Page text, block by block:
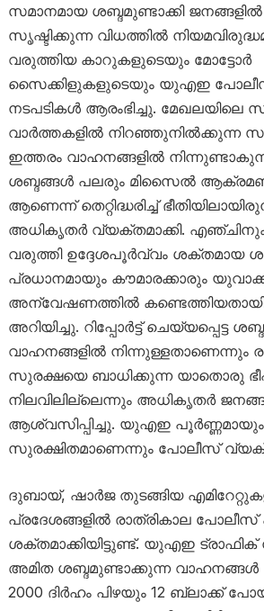
സമാനമായ ശബ്ദമുണ്ടാക്കി ജനങ്ങളിൽ
സൃഷ്ടിക്കുന്ന വിധത്തിൽ
വരുത്തിയ കാറുകളുടെയും മോട്ടോർ
സൈക്കിളുകളുടെയും യുഎഇ
നടപടികൾ ആരംഭിച്ചു.
വാർത്തകളിൽ നിറഞ്ഞുനിൽക്കുന്ന
ഇത്തരം വാഹനങ്ങളിൽ
ശബ്ദങ്ങൾ പലരും മിസൈൽ
ആണെന്ന് തെറ്റിദ്ധരിച്ച്
അധികൃതർ വ്യക്തമാക്കി.
വരുത്തി ഉദ്ദേശപൂർവ്വം ശക്തമായ
പ്രധാനമായും കൗമാരക്കാരും
അന്വേഷണത്തിൽ
അറിയിച്ചു. റിപ്പോർട്ട് ചെയ്യപ്പെട്ട
വാഹനങ്ങളിൽ നിന്നുള്ളതാണെന്നും
സുരക്ഷയെ ബാധിക്കുന്ന യാതൊരു
നിലവിലില്ലെന്നും അധികൃതർ
ആശ്വസിപ്പിച്ചു. യുഎഇ പൂർണ്ണമായും
സുരക്ഷിതമാണെന്നും പോലീസ്
ദുബായ്, ഷാർജ തുടങ്ങിയ
പ്രദേശങ്ങളിൽ രാത്രികാല പോലീസ്
ശക്തമാക്കിയിട്ടുണ്ട്. യുഎഇ ട്രാഫിക്
അമിത ശബ്ദമുണ്ടാക്കുന്ന വാഹനങ്ങൾ
2000 ദിർഹം പിഴയും 12 ബ്ലാക്ക്